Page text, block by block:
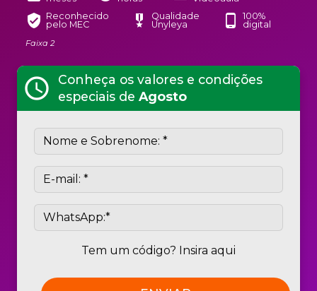
Convênios
keyboard_arrow_down
UnyVantagens
personÁrea do Aluno schoolQuero ser Aluno
verified_user Reconhecido
pelo MEC
military_tech
Qualidade
Unyleya
phone_android
100%
digital
Faixa 2
schedule
Conheça os valores e condições
especiais de Agosto
Tem um código? Insira aqui